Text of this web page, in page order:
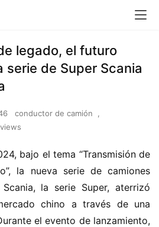
legado, el futuro
serie de Super Scania
conductor de camión
,
bajo el tema “Transmisión de
la nueva serie de camiones
la serie Super, aterrizó
chino a través de una
el evento de lanzamiento,